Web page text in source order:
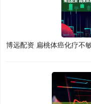
博远配资 扁桃体癌化疗不